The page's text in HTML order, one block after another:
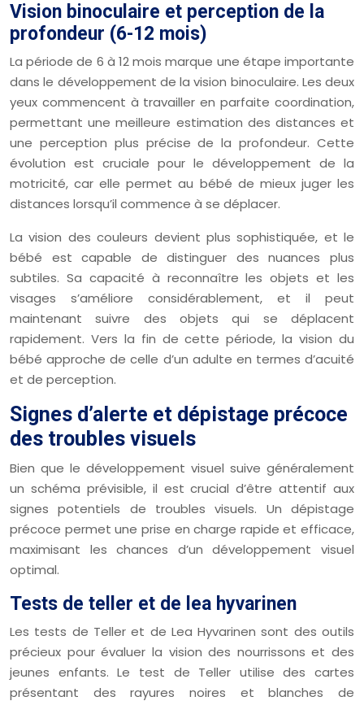
Vision binoculaire et perception de la
profondeur (6-12 mois)
La période de 6 à 12 mois marque une étape importante
dans le développement de la vision binoculaire. Les deux
yeux commencent à travailler en parfaite coordination,
permettant une meilleure estimation des distances et
une perception plus précise de la profondeur. Cette
évolution est cruciale pour le développement de la
motricité, car elle permet au bébé de mieux juger les
distances lorsqu’il commence à se déplacer.
La vision des couleurs devient plus sophistiquée, et le
bébé est capable de distinguer des nuances plus
subtiles. Sa capacité à reconnaître les objets et les
visages s’améliore considérablement, et il peut
maintenant suivre des objets qui se déplacent
rapidement. Vers la fin de cette période, la vision du
bébé approche de celle d’un adulte en termes d’acuité
et de perception.
Signes d’alerte et dépistage précoce
des troubles visuels
Bien que le développement visuel suive généralement
un schéma prévisible, il est crucial d’être attentif aux
signes potentiels de troubles visuels. Un dépistage
précoce permet une prise en charge rapide et efficace,
maximisant les chances d’un développement visuel
optimal.
Tests de teller et de lea hyvarinen
Les tests de Teller et de Lea Hyvarinen sont des outils
précieux pour évaluer la vision des nourrissons et des
jeunes enfants. Le test de Teller utilise des cartes
présentant des rayures noires et blanches de